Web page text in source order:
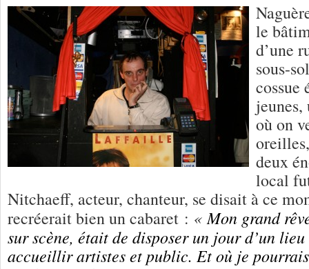
le
d’une
sous-
cossue
jeunes,
où on
deux
local
Nitchaeff, acteur, chanteur, se disait à ce
recréerait bien un cabaret : « Mon grand
sur scène, était de disposer un jour d’un
accueillir artistes et public. Et où je